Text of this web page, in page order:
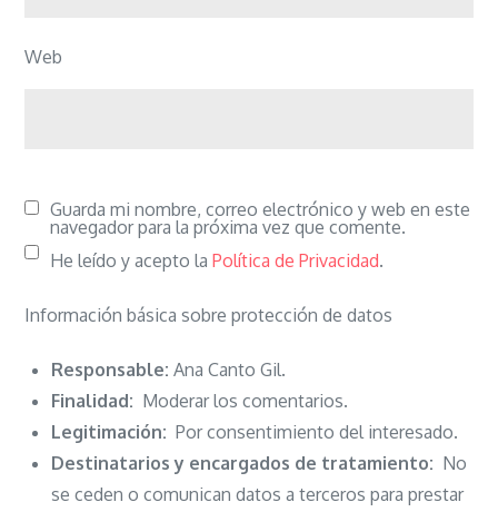
Web
Guarda mi nombre, correo electrónico y web en este
navegador para la próxima vez que comente.
He leído y acepto laPolítica de Privacidad.
Información básica sobre protección de datos
Responsable: Ana Canto Gil.
Finalidad: Moderar los comentarios.
Legitimación: Por consentimiento del interesado.
Destinatarios y encargados de tratamiento: No
se ceden o comunican datos a terceros para prestar